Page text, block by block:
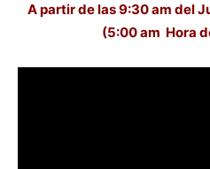
A partir de las 9:30 am del
(5:00 am Hora